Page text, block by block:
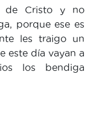
de Cristo y no
porque ese es
les traigo un
este día vayan a
los bendiga